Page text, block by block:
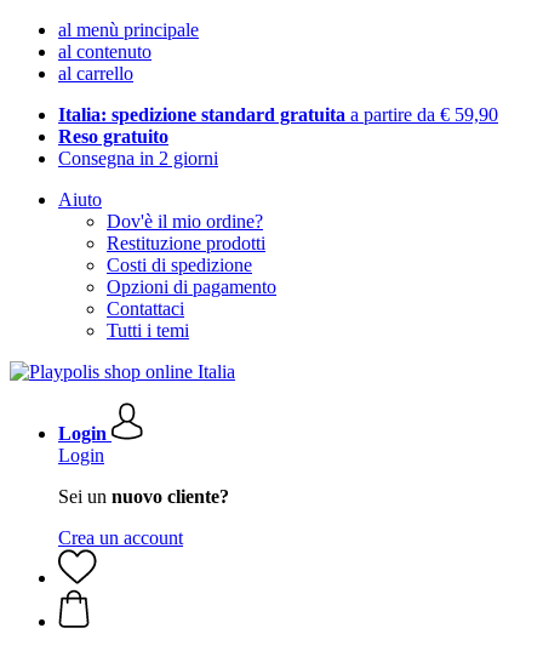
al menù principale
al contenuto
al carrello
Italia: spedizione standard gratuita a partire da € 59,90
Reso gratuito
Consegna in 2 giorni
Aiuto
Dov'è il mio ordine?
Restituzione prodotti
Costi di spedizione
Opzioni di pagamento
Contattaci
Tutti i temi
Login
Login
Sei un nuovo cliente?
Crea un account